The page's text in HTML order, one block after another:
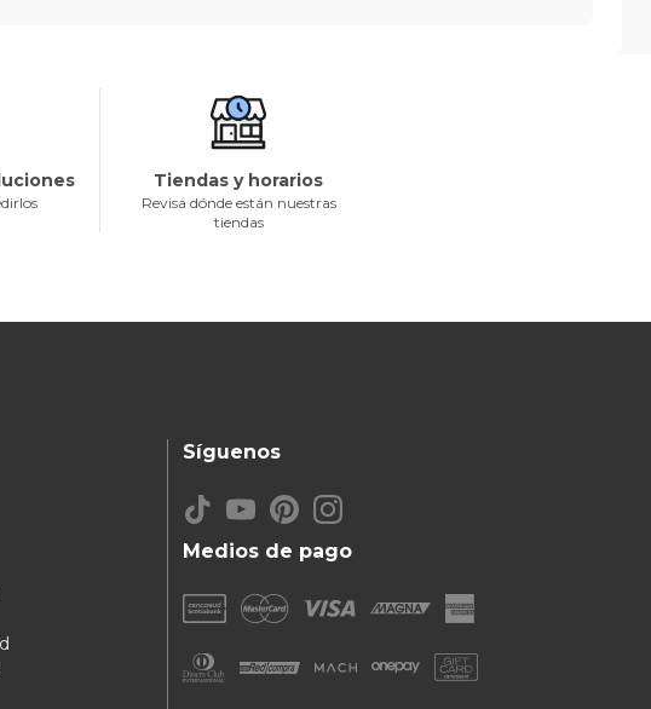
Tiendas y horarios
Revisa dónde están nuestras
tiendas
Medios de pago
Síguenos